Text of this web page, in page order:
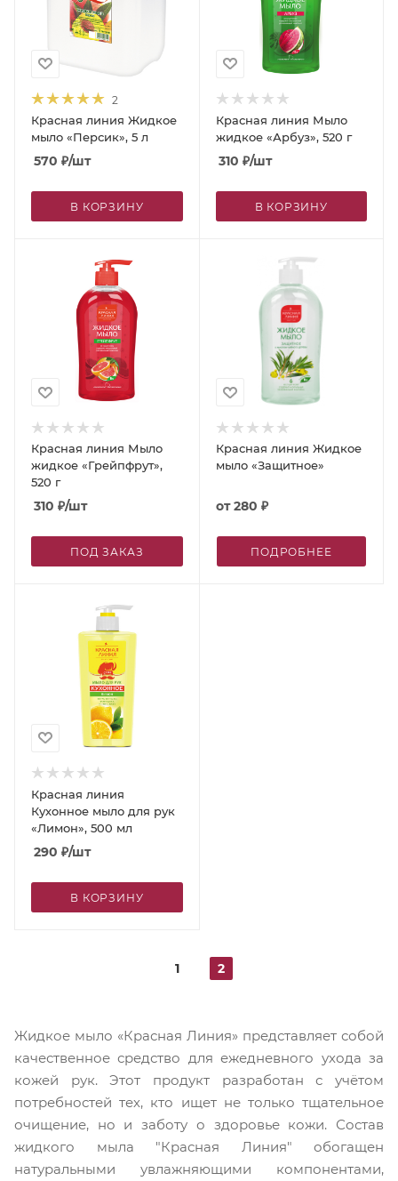
2
Красная линия Жидкое
мыло «Персик», 5 л
570 ₽/шт
В КОРЗИНУ
Красная линия Мыло
жидкое «Арбуз», 520 г
310 ₽/шт
В КОРЗИНУ
Красная линия Мыло
жидкое «Грейпфрут»,
520 г
310 ₽/шт
ПОД ЗАКАЗ
Красная линия Жидкое
мыло «Защитное»
от280 ₽
ПОДРОБНЕЕ
Красная линия
Кухонное мыло для рук
«Лимон», 500 мл
290 ₽/шт
В КОРЗИНУ
1 2
Жидкое мыло «Красная Линия» представляет собой
качественное средство для ежедневного ухода за
кожей рук. Этот продукт разработан с учётом
потребностей тех, кто ищет не только тщательное
очищение, но и заботу о здоровье кожи. Состав
жидкого мыла "Красная Линия" обогащен
натуральными увлажняющими компонентами,